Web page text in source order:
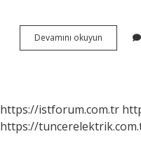
Devamını okuyun Telegram
Da
Anlaşılır
https://istforum.com.tr
https://